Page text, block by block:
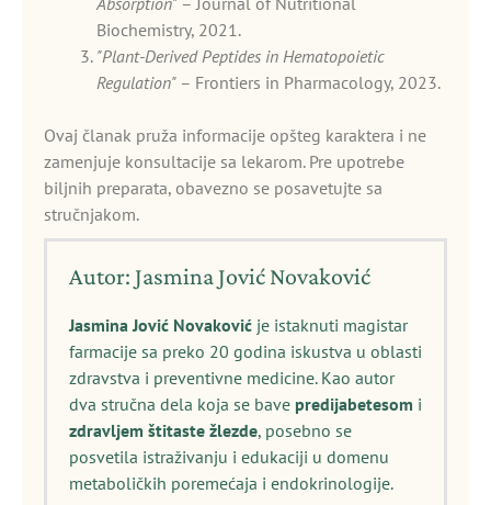
Biochemistry, 2021.
"Plant-Derived Peptides in Hematopoietic
Regulation" – Frontiers in Pharmacology, 2023.
Ovaj članak pruža informacije opšteg karaktera i ne
zamenjuje konsultacije sa lekarom. Pre upotrebe
biljnih preparata, obavezno se posavetujte sa
stručnjakom.
Autor: Jasmina Jović Novaković
Jasmina Jović Novaković je istaknuti magistar
farmacije sa preko 20 godina iskustva u oblasti
zdravstva i preventivne medicine. Kao autor
dva stručna dela koja se bave predijabetesom i
zdravljem štitaste žlezde, posebno se
posvetila istraživanju i edukaciji u domenu
metaboličkih poremećaja i endokrinologije.